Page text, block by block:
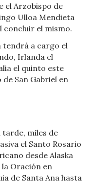
el Arzobispo de
Ulloa Mendieta
concluir el mismo.
tendrá a cargo el
Irlanda el
el quinto este
San Gabriel en
tarde, miles de
el Santo Rosario
desde Alaska
la Oración en
de Santa Ana hasta